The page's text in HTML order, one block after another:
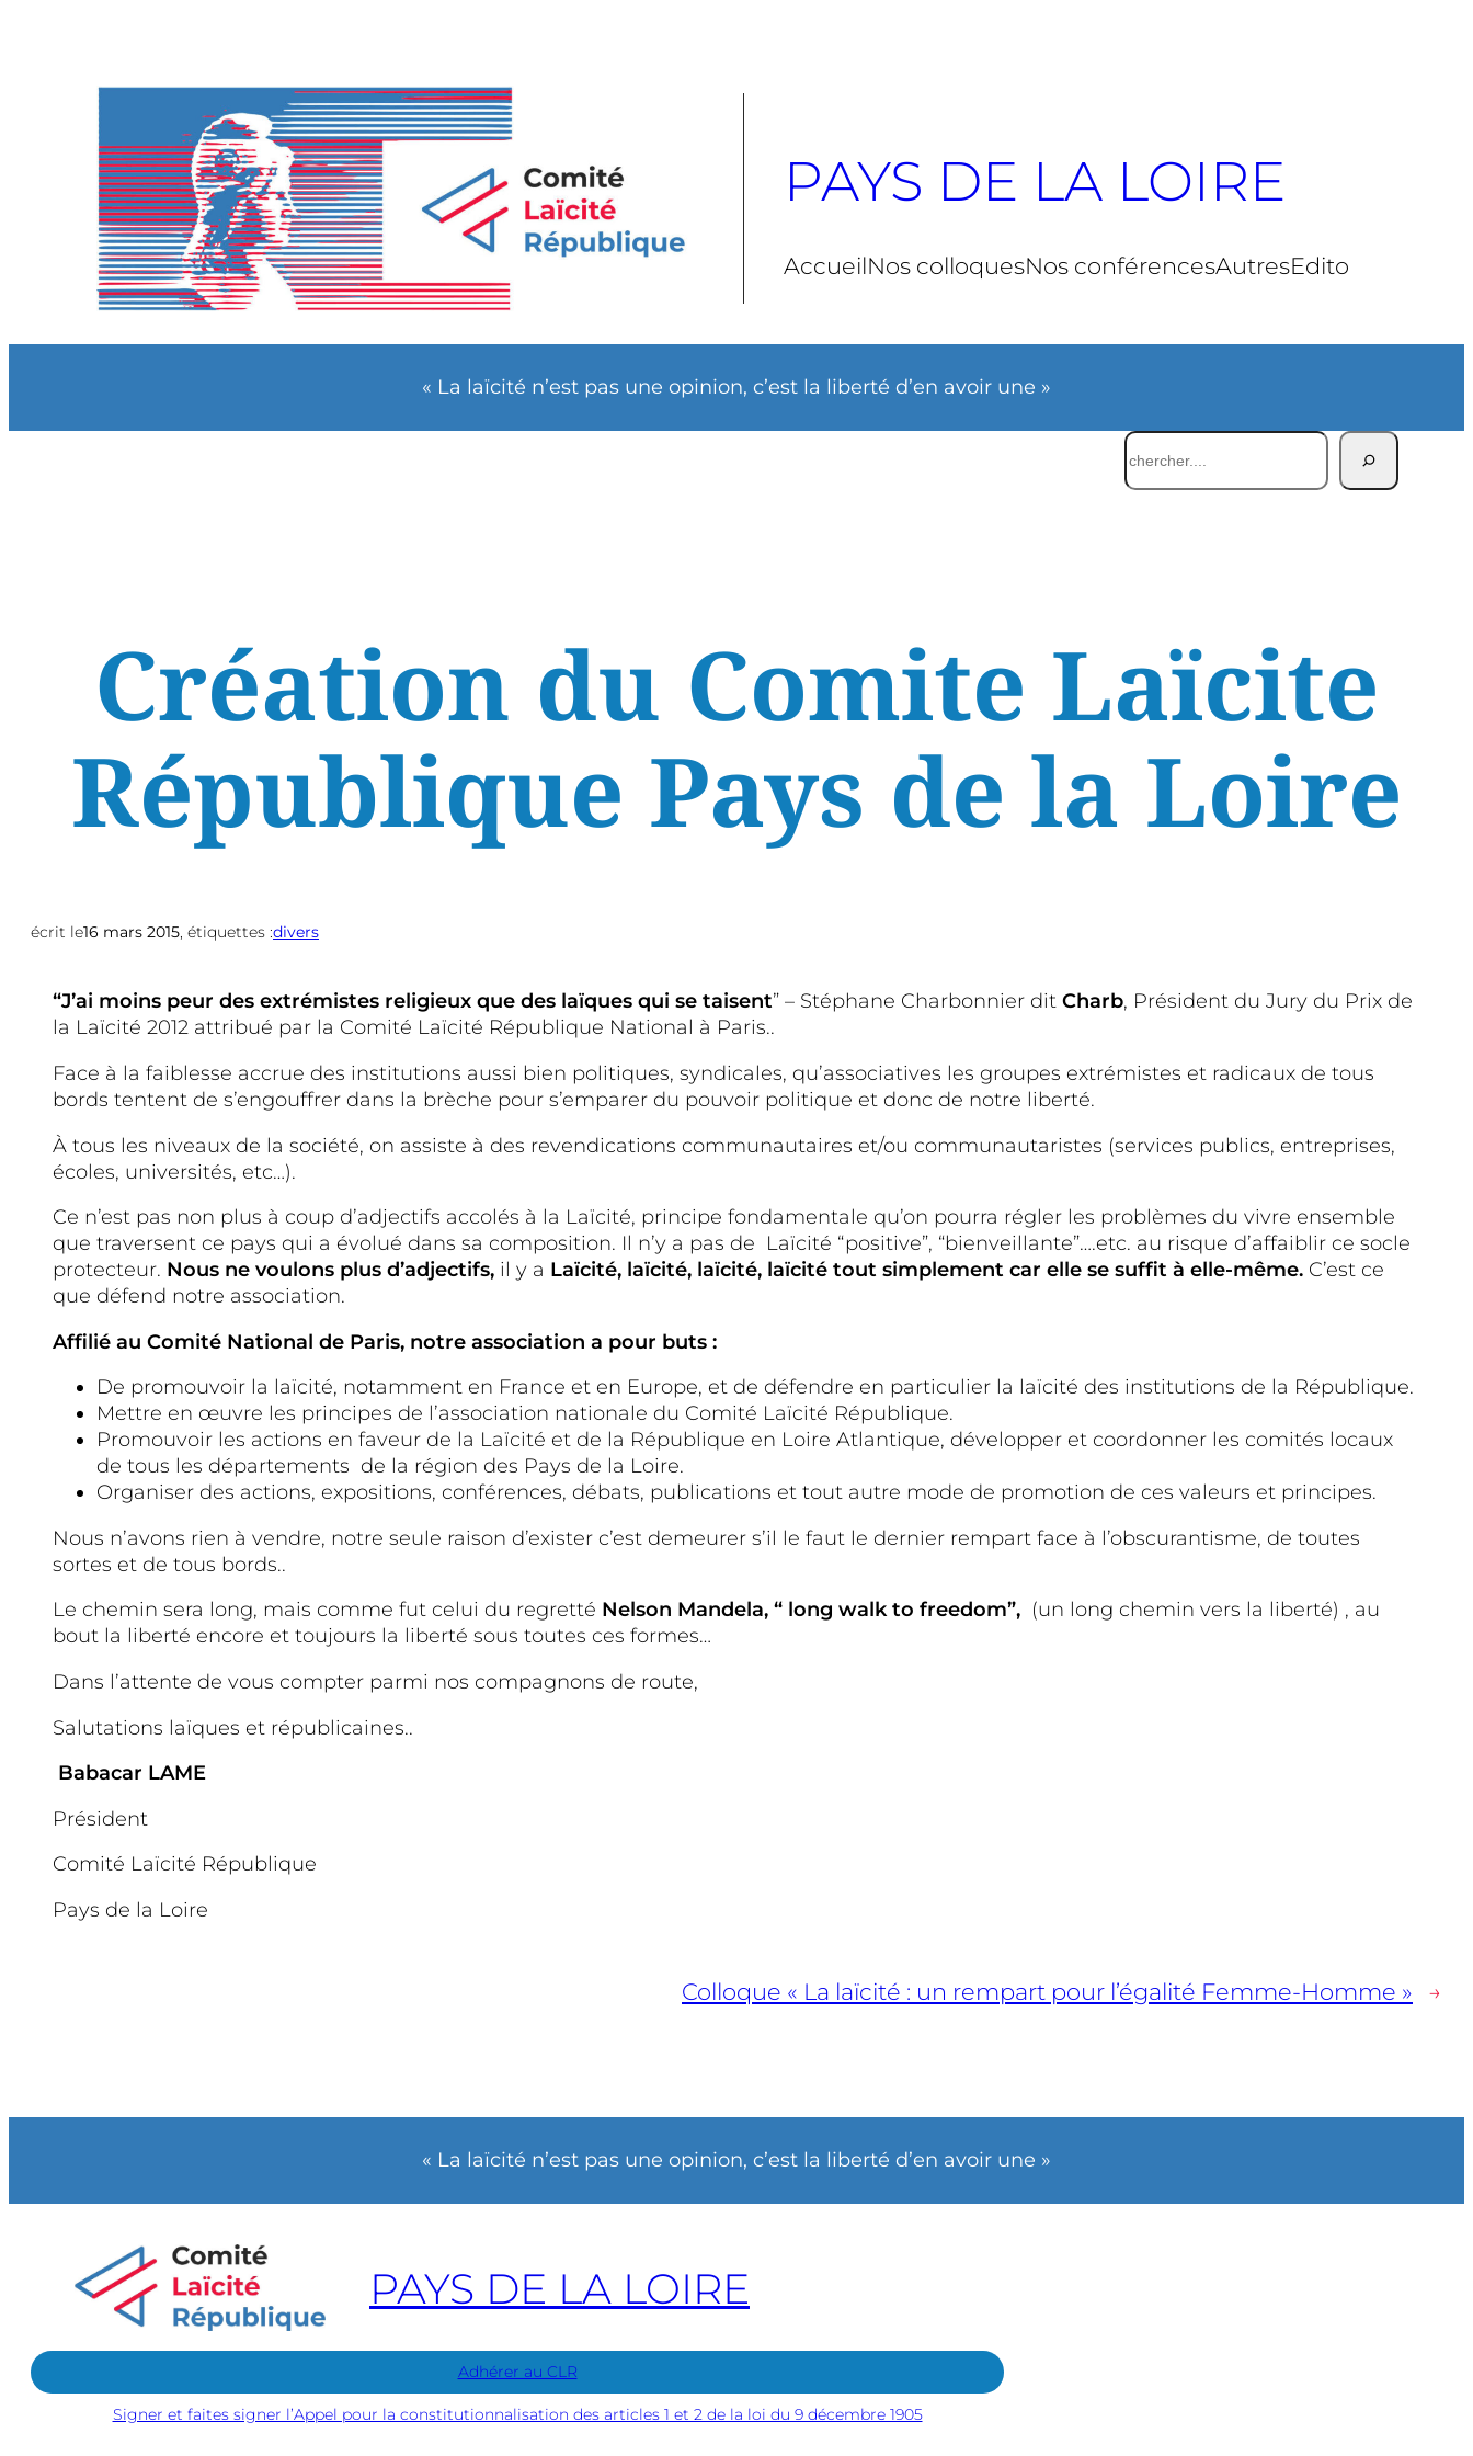
PAYS DE LA LOIRE
AccueilNos colloquesNos conférencesAutresEdito
« La laïcité n’est pas une opinion, c’est la liberté d’en avoir une »
Rechercher
Création du Comite Laïcite
République Pays de la Loire
écrit le16 mars 2015, étiquettes :divers
“J’ai moins peur des extrémistes religieux que des laïques qui se taisent” – Stéphane Charbonnier dit Charb, Président du Jury du Prix de
la Laïcité 2012 attribué par la Comité Laïcité République National à Paris..
Face à la faiblesse accrue des institutions aussi bien politiques, syndicales, qu’associatives les groupes extrémistes et radicaux de tous
bords tentent de s’engouffrer dans la brèche pour s’emparer du pouvoir politique et donc de notre liberté.
À tous les niveaux de la société, on assiste à des revendications communautaires et/ou communautaristes (services publics, entreprises,
écoles, universités, etc…).
Ce n’est pas non plus à coup d’adjectifs accolés à la Laïcité, principe fondamentale qu’on pourra régler les problèmes du vivre ensemble
que traversent ce pays qui a évolué dans sa composition. Il n’y a pas de Laïcité “positive”, “bienveillante”….etc. au risque d’affaiblir ce socle
protecteur. Nous ne voulons plus d’adjectifs, il y a Laïcité, laïcité, laïcité, laïcité tout simplement car elle se suffit à elle-même. C’est ce
que défend notre association.
Affilié au Comité National de Paris, notre association a pour buts :
De promouvoir la laïcité, notamment en France et en Europe, et de défendre en particulier la laïcité des institutions de la République.
Mettre en œuvre les principes de l’association nationale du Comité Laïcité République.
Promouvoir les actions en faveur de la Laïcité et de la République en Loire Atlantique, développer et coordonner les comités locaux
de tous les départements de la région des Pays de la Loire.
Organiser des actions, expositions, conférences, débats, publications et tout autre mode de promotion de ces valeurs et principes.
Nous n’avons rien à vendre, notre seule raison d’exister c’est demeurer s’il le faut le dernier rempart face à l’obscurantisme, de toutes
sortes et de tous bords..
Le chemin sera long, mais comme fut celui du regretté Nelson Mandela, “ long walk to freedom”, (un long chemin vers la liberté) , au
bout la liberté encore et toujours la liberté sous toutes ces formes…
Dans l’attente de vous compter parmi nos compagnons de route,
Salutations laïques et républicaines..
Babacar LAME
Président
Comité Laïcité République
Pays de la Loire
Colloque « La laïcité : un rempart pour l’égalité Femme-Homme » →
« La laïcité n’est pas une opinion, c’est la liberté d’en avoir une »
PAYS DE LA LOIRE
Adhérer au CLR
Signer et faites signer l’Appel pour la constitutionnalisation des articles 1 et 2 de la loi du 9 décembre 1905